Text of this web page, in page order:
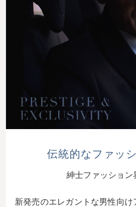
伝統的なファッ
紳士ファッショ
新発売のエレガントな男性向